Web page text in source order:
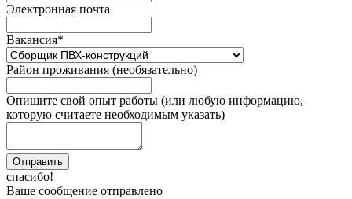
Электронная почта
Вакансия*
Район проживания (необязательно)
Опишите свой опыт работы (или любую информацию,
которую считаете необходимым указать)
спасибо!
Ваше сообщение отправлено